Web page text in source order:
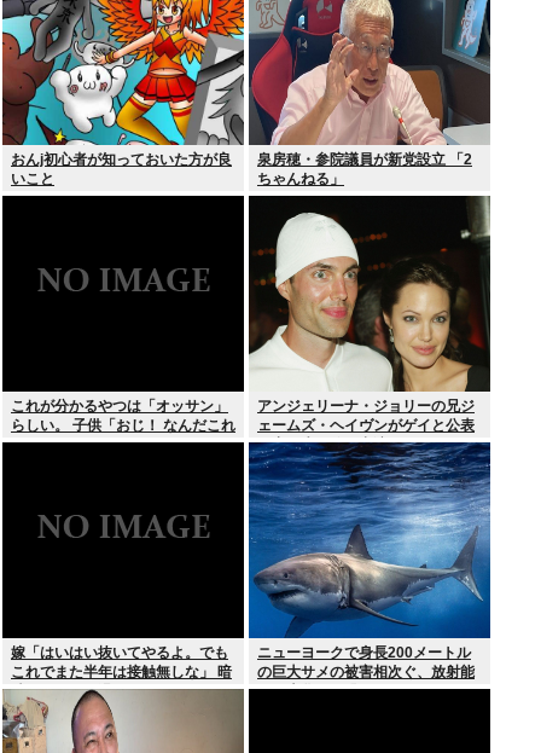
おんj初心者が知っておいた方が良
いこと
泉房穂・参院議員が新党設立 「2
ちゃんねる」
これが分かるやつは「オッサン」
らしい。 子供「おじ！ なんだこれ
は！」
アンジェリーナ・ジョリーの兄ジ
ェームズ・ヘイヴンがゲイと公表
元妻の生配信に出演しカミングア
ウト ヤフコメ「顔見ればわかる」
嫁「はいはい抜いてやるよ。でも
これでまた半年は接触無しな」 暗
黙のこれツラ過ぎるだろ
ニューヨークで身長200メートル
の巨大サメの被害相次ぐ、放射能
で巨大化した恐れ、Yahooニュー